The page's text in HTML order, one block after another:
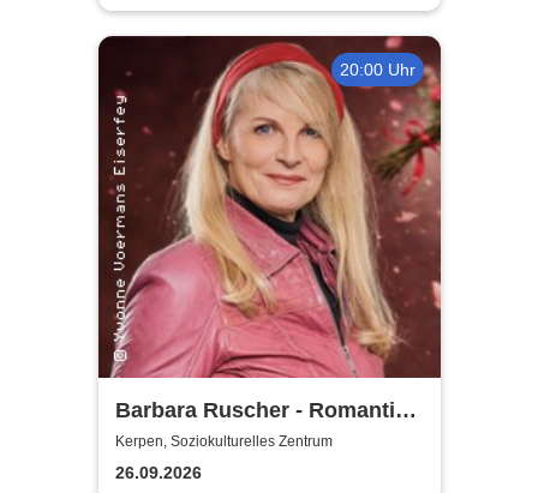
20:00 Uhr
Barbara Ruscher - Romantik,
aber zack, zack!
Kerpen, Soziokulturelles Zentrum
26.09.2026